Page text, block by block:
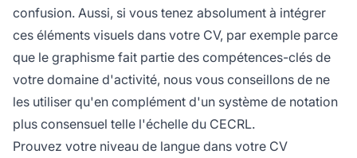
confusion. Aussi, si vous tenez absolument à intégrer
ces éléments visuels dans votre CV, par exemple parce
que le graphisme fait partie des compétences-clés de
votre domaine d'activité, nous vous conseillons de ne
les utiliser qu'en complément d'un système de notation
plus consensuel telle l'échelle du CECRL.
Prouvez votre niveau de langue dans votre CV